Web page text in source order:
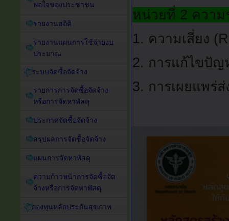
หน่วยที่ 2 ควา
1. ความเสี่ยง
2. การแก้ไขปัญ
3. การเผยแพร่
พอใจของประชาชน
รายงานสถิติ
รายงานแผนการใช้จ่ายงบ
ประมาณ
ระบบจัดซื้อจัดจ้าง
รายการการจัดซื้อจัดจ้าง
หรือการจัดหาพัสดุ
ประกาศจัดซื้อจัดจ้าง
สรุปผลการจัดซื้อจัดจ้าง
แผนการจัดหาพัสดุ
ความก้าวหน้าการจัดซื้อจัด
จ้างหรือการจัดหาพัสดุ
กองทุนหลักประกันสุขภาพ